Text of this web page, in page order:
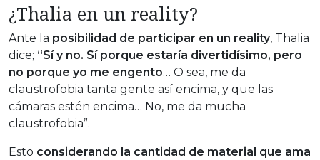
¿Thalia en un reality?
Ante la posibilidad de participar en un reality, Thalia
dice; “Sí y no. Sí porque estaría divertidísimo, pero
no porque yo me engento… O sea, me da
claustrofobia tanta gente así encima, y que las
cámaras estén encima… No, me da mucha
claustrofobia”.
Esto considerando la cantidad de material que ama